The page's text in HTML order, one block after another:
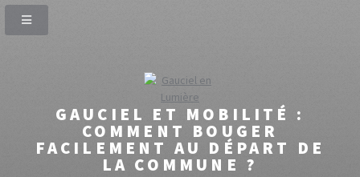
GAUCIEL ET MOBILITÉ :
COMMENT BOUGER
FACILEMENT AU DÉPART DE
LA COMMUNE ?